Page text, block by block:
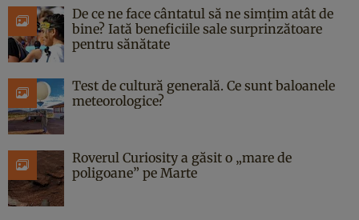
De ce ne face cântatul să ne simțim atât de
bine? Iată beneficiile sale surprinzătoare
pentru sănătate
Test de cultură generală. Ce sunt baloanele
meteorologice?
Roverul Curiosity a găsit o „mare de
poligoane” pe Marte